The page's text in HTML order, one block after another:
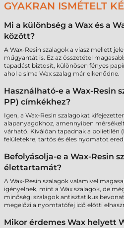
GYAKRAN ISMÉTELT
Mi a különbség a Wax és a
között?
A Wax-Resin szalagok a viasz mellett
műgyantát is. Ez az összetétel
tapadást biztosít, különösen fényes
ahol a sima Wax szalag már elkenődne.
Használható-e a Wax-Resin
PP) címkékhez?
Igen, a Wax-Resin szalagokat
alapanyagokhoz, amennyiben
várható. Kiválóan tapadnak a polietilén
felületekre, tartós és éles nyomatot
Befolyásolja-e a Wax-Resin
élettartamát?
A Wax-Resin szalagok valamivel
igényelnek, mint a Wax szalagok, de
minőségi szalagok antisztatikus
megelőzi a nyomtatófej idő előtti
Mikor érdemes Wax helyett